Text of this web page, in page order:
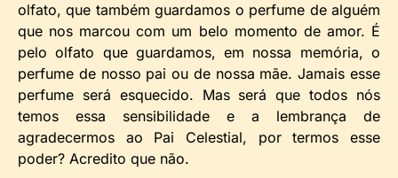
olfato, que também guardamos o perfume de alguém
que nos marcou com um belo momento de amor. É
pelo olfato que guardamos, em nossa memória, o
perfume de nosso pai ou de nossa mãe. Jamais esse
perfume será esquecido. Mas será que todos nós
temos essa sensibilidade e a lembrança de
agradecermos ao Pai Celestial, por termos esse
poder? Acredito que não.